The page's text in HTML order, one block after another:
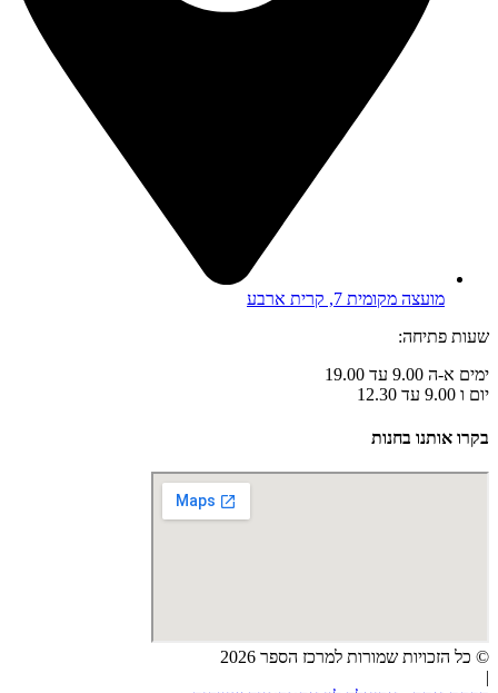
מועצה מקומית 7, קרית ארבע
שעות פתיחה:
ימים א-ה 9.00 עד 19.00
יום ו 9.00 עד 12.30
בקרו אותנו בחנות
© כל הזכויות שמורות למרכז הספר 2026
|